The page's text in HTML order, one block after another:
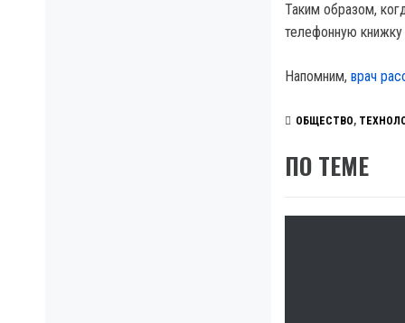
Таким образом,
телефонную книжку
Напомним, врач
ОБЩЕСТВО,
ПО ТЕМЕ